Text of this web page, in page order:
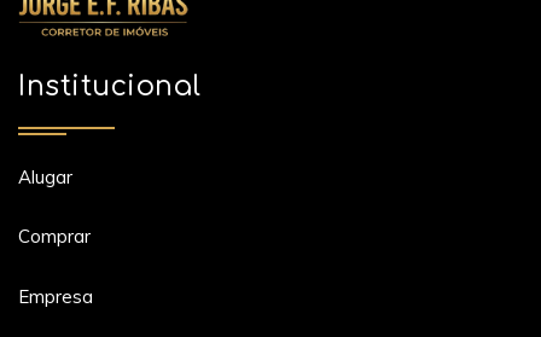
Institucional
Alugar
Comprar
Empresa